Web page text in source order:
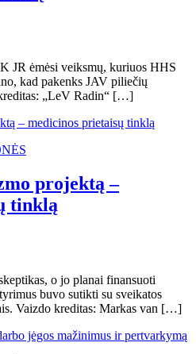
JR ėmėsi veiksmų, kuriuos HHS
kad pakenks JAV piliečių
„LeV Radin“ […]
projektą –
tinklą
o jo planai finansuoti
buvo sutikti su sveikatos
Vaizdo kreditas: Markas van […]